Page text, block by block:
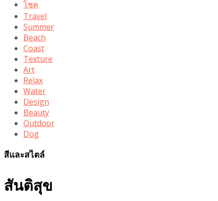
โชค
Travel
Summer
Beach
Coast
Texture
Art
Relax
Water
Design
Beauty
Outdoor
Dog
สีและสไตล์
สันติสุข